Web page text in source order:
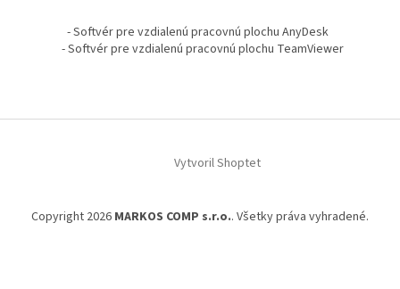
e
- Softvér pre vzdialenú pracovnú plochu AnyDesk
- Softvér pre vzdialenú pracovnú plochu TeamViewer
Vytvoril Shoptet
Copyright 2026 MARKOS COMP s.r.o.. Všetky práva vyhradené.